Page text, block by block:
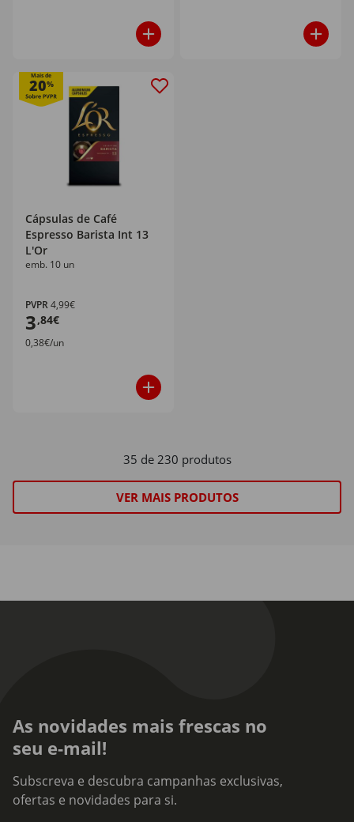
Mais de
20%
Cápsulas de Café
Espresso Barista Int 13
L'Or
emb. 10 un
PVPR4,99€
3,84€
0,38€/un
35 de 230 produtos
VER MAIS PRODUTOS
As novidades mais frescas no
seu e-mail!
Subscreva e descubra campanhas exclusivas,
ofertas e novidades para si.